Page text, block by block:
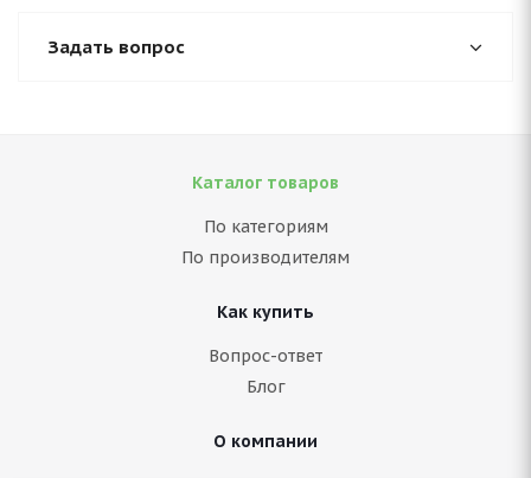
Задать вопрос
Каталог товаров
По категориям
По производителям
Как купить
Вопрос-ответ
Блог
О компании